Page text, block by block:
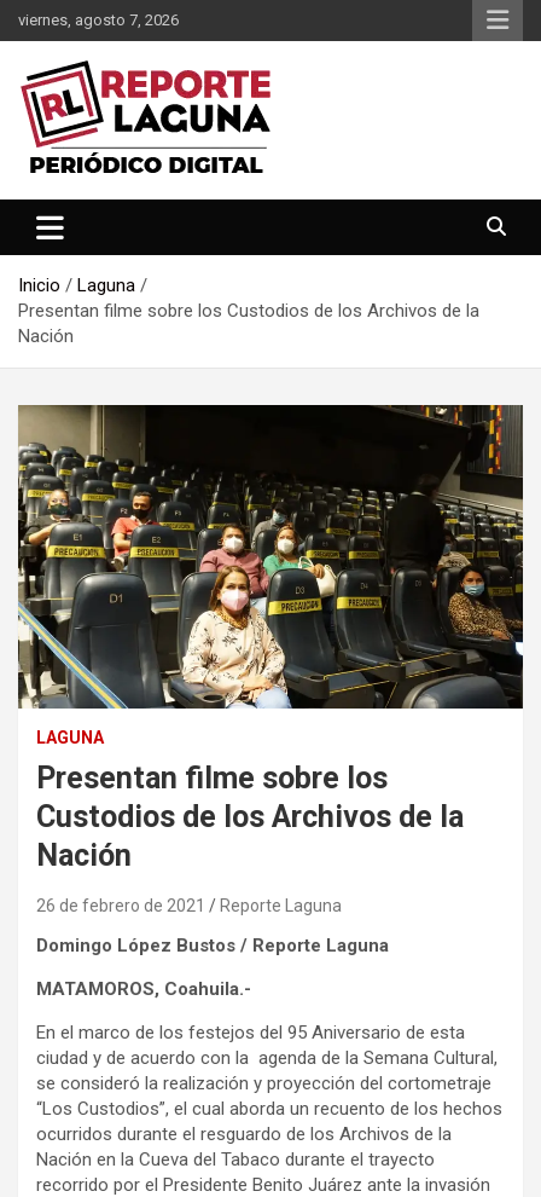
Saltar
al
contenido
viernes, agosto 7, 2026
Reporte Laguna
Inicio
Laguna
Presentan filme sobre los Custodios de los Archivos de la
Nación
LAGUNA
Presentan filme sobre los
Custodios de los Archivos de la
Nación
26 de febrero de 2021 Reporte Laguna
Domingo López Bustos / Reporte Laguna
MATAMOROS, Coahuila.-
En el marco de los festejos del 95 Aniversario de esta
ciudad y de acuerdo con la agenda de la Semana Cultural,
se consideró la realización y proyección del cortometraje
“Los Custodios”, el cual aborda un recuento de los hechos
ocurridos durante el resguardo de los Archivos de la
Nación en la Cueva del Tabaco durante el trayecto
recorrido por el Presidente Benito Juárez ante la invasión